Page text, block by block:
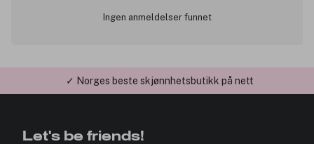
Ingen anmeldelser funnet
✓ Norges beste skjønnhetsbutikk på nett
Let's be friends!